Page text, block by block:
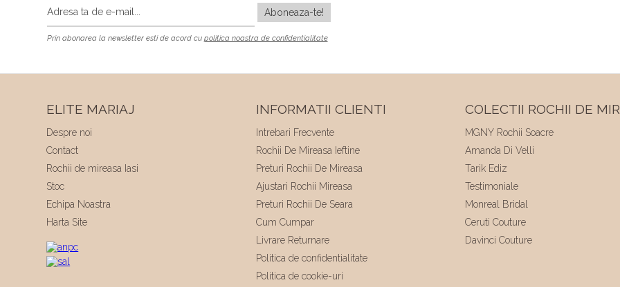
Prin abonarea la newsletter esti de acord cu politica noastra de confidentialitate
ELITE MARIAJ
Despre noi
Contact
Rochii de mireasa Iasi
Stoc
Echipa Noastra
Harta Site
INFORMATII CLIENTI
Intrebari Frecvente
Rochii De Mireasa Ieftine
Preturi Rochii De Mireasa
Ajustari Rochii Mireasa
Preturi Rochii De Seara
Cum Cumpar
Livrare Returnare
Politica de confidentialitate
Politica de cookie-uri
COLECTII ROCHII DE
MGNY Rochii Soacre
Amanda Di Velli
Tarik Ediz
Testimoniale
Monreal Bridal
Ceruti Couture
Davinci Couture